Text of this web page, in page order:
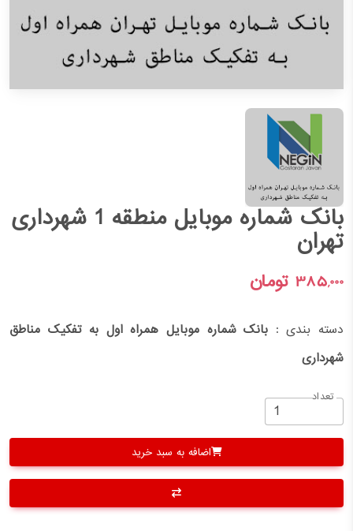
بانک شماره موبایل منطقه 1 شهرداری
تهران
385,000 تومان
دسته بندی : بانک شماره موبایل همراه اول به تفکیک مناطق
شهرداری
تعداد
اضافه به سبد خرید